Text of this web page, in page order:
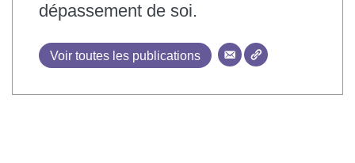
dépassement de soi.
Voir toutes les publications